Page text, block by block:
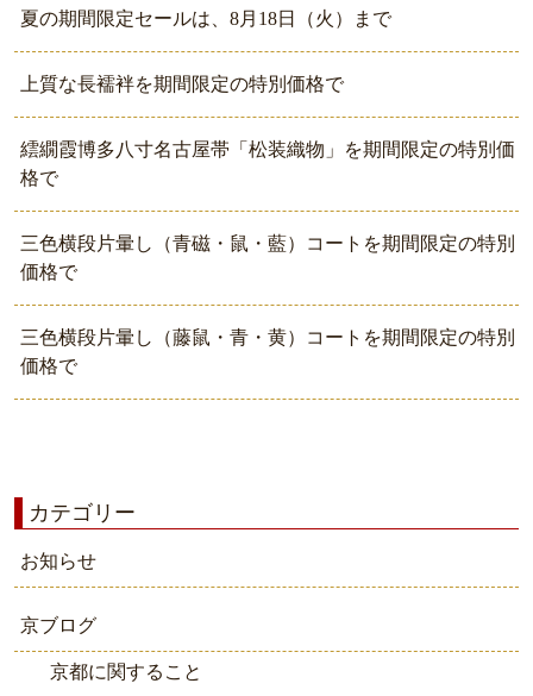
夏の期間限定セールは、8月18日（火）まで
上質な長襦袢を期間限定の特別価格で
繧繝霞博多八寸名古屋帯「松装織物」を期間限定の特別価
格で
三色横段片暈し（青磁・鼠・藍）コートを期間限定の特別
価格で
三色横段片暈し（藤鼠・青・黄）コートを期間限定の特別
価格で
カテゴリー
お知らせ
京ブログ
京都に関すること